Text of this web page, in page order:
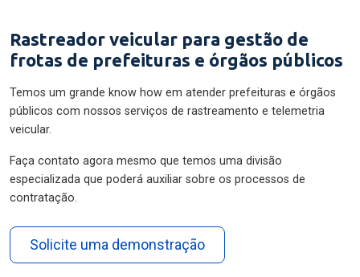
Rastreador veicular para gestão de
frotas de prefeituras e órgãos públicos
Temos um grande know how em atender prefeituras e órgãos
públicos com nossos serviços de rastreamento e telemetria
veicular.
Faça contato agora mesmo que temos uma divisão
especializada que poderá auxiliar sobre os processos de
contratação.
Solicite uma demonstração